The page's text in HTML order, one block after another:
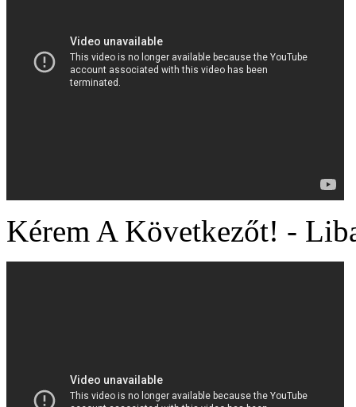
Kérem A Következőt! -